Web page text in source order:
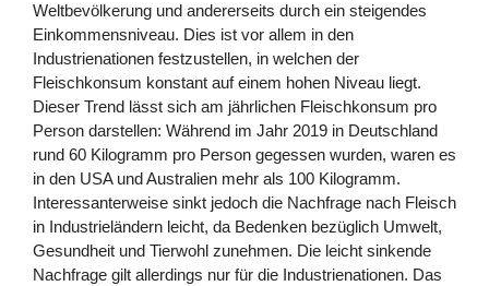
Weltbevölkerung und andererseits durch ein steigendes
Einkommensniveau. Dies ist vor allem in den
Industrienationen festzustellen, in welchen der
Fleischkonsum konstant auf einem hohen Niveau liegt.
Dieser Trend lässt sich am jährlichen Fleischkonsum pro
Person darstellen: Während im Jahr 2019 in Deutschland
rund 60 Kilogramm pro Person gegessen wurden, waren es
in den USA und Australien mehr als 100 Kilogramm.
Interessanterweise sinkt jedoch die Nachfrage nach Fleisch
in Industrieländern leicht, da Bedenken bezüglich Umwelt,
Gesundheit und Tierwohl zunehmen. Die leicht sinkende
Nachfrage gilt allerdings nur für die Industrienationen. Das